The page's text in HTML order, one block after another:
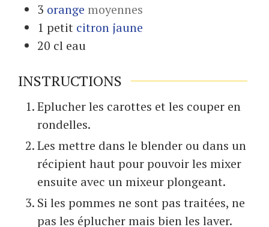
3 orange moyennes
1 petit citron jaune
20 cl eau
INSTRUCTIONS
Eplucher les carottes et les couper en
rondelles.
Les mettre dans le blender ou dans un
récipient haut pour pouvoir les mixer
ensuite avec un mixeur plongeant.
Si les pommes ne sont pas traitées, ne
pas les éplucher mais bien les laver.